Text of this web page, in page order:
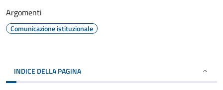
Argomenti
Comunicazione istituzionale
INDICE DELLA PAGINA